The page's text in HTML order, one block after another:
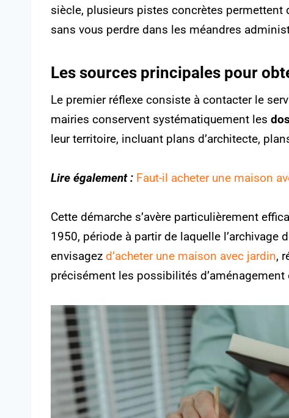
siècle, plusieurs pistes concrètes permettent
sans vous perdre dans les méandres
Les sources principales pour
Le premier réflexe consiste à contacter le
mairies conservent systématiquement les
leur territoire, incluant plans d’architecte,
Lire également : Faut-il acheter une maison
Cette démarche s’avère particulièrement
1950, période à partir de laquelle l’archivage
envisagez d’acheter une maison avec jardin,
précisément les possibilités d’aménagement